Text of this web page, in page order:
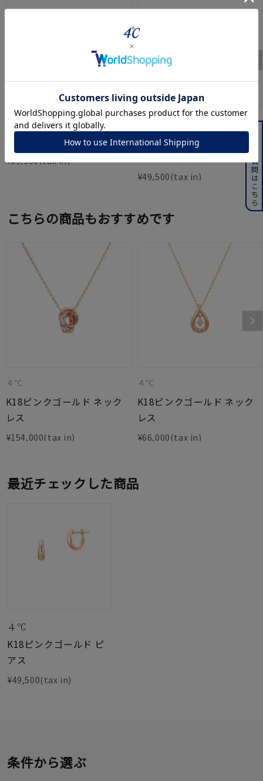
４℃
K18ピンクゴールド ピアス
¥69,300
４℃
K18イエローゴールド ピア
ス
¥49,500
こちらの商品もおすすめです
４℃
K18ピンクゴールド ネック
レス
¥154,000
４℃
K18ピンクゴールド ネック
レス
¥66,000
最近チェックした商品
４℃
K18ピンクゴールド ピ
アス
¥49,500(tax in)
条件から選ぶ
よくある質問はこちら